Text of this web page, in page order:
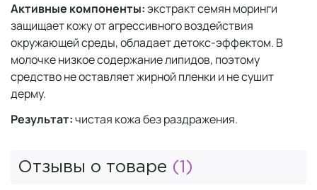
Активные компоненты:экстракт семян моринги
защищает кожу от агрессивного воздействия
окружающей среды, обладает детокс-эффектом. В
молочке низкое содержание липидов, поэтому
средство не оставляет жирной пленки и не сушит
дерму.
Результат:чистая кожа без раздражения.
Отзывы о товаре (1)